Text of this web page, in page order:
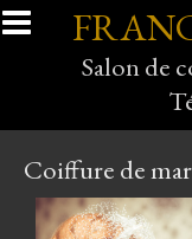
Aller au contenu
Salon de
Coiffure de